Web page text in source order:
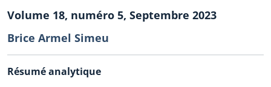
Volume 18, numéro 5, Septembre 2023
Brice Armel Simeu
Résumé analytique